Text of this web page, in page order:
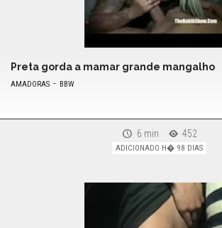
Preta gorda a mamar grande mangalho
AMADORAS - BBW
6 min 452
ADICIONADO H� 98 DIAS